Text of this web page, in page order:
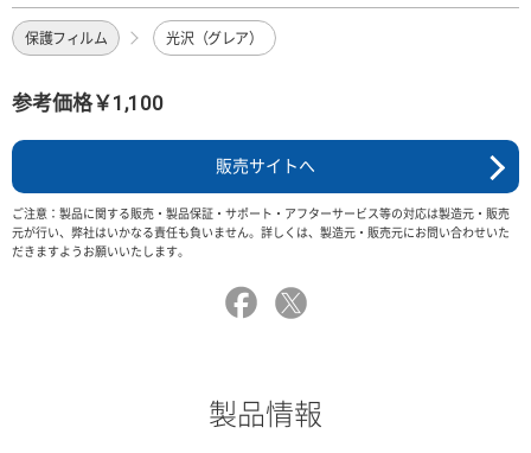
保護フィルム 光沢（グレア）
参考価格￥1,100
販売サイトへ
ご注意：製品に関する販売・製品保証・サポート・アフターサービス等の対応は製造元・販売
元が行い、弊社はいかなる責任も負いません。詳しくは、製造元・販売元にお問い合わせいた
だきますようお願いいたします。
製品情報